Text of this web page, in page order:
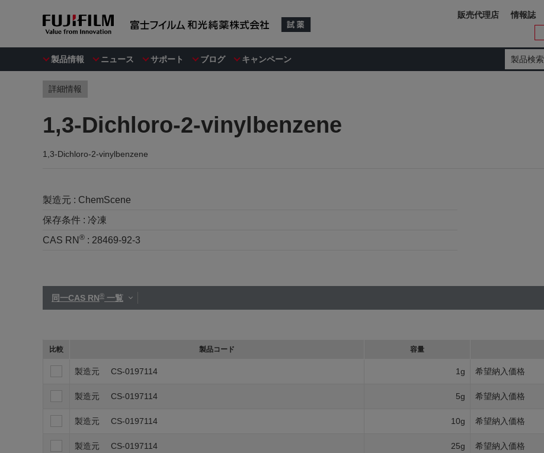
製品情報 ニュース サポート ブログ キャンペーン 製品検索
販売代理店 情報誌
詳細情報
1,3-Dichloro-2-vinylbenzene
1,3-Dichloro-2-vinylbenzene
製造元 : ChemScene
保存条件 : 冷凍
CAS RN ® : 28469-92-3
同一CAS RN® 一覧
比較 製品コード 容量
製造元 CS-0197114 1g 希望納入価格
製造元 CS-0197114 5g 希望納入価格
製造元 CS-0197114 10g 希望納入価格
製造元 CS-0197114 25g 希望納入価格